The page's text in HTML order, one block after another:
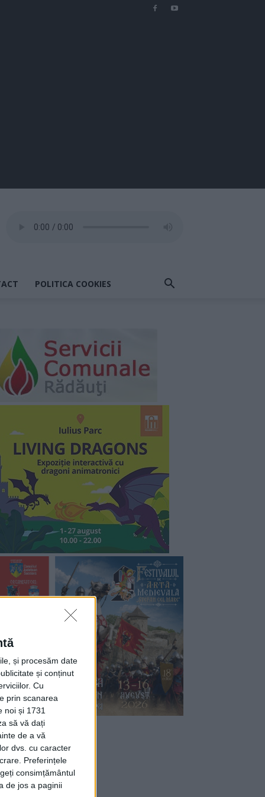
și procesăm date
și conținut
Cu
prin scanarea
noi și 1731
să vă dați
de a vă
dvs. cu caracter
Preferințele
consimțământul
de jos a paginii
POLITICA COOKIES